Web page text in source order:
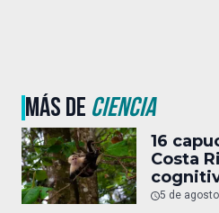
MÁS DE CIENCIA
16
Costa
5 de